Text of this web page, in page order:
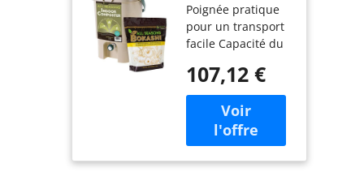
d'intérieur
Toutes
Saisons, Seau
Brun Clair avec
bokashi, Jardin,
pelouse,
Entretien
Poignée pratique
pour un transport
facile Capacité du
0,67 pieds cubes,
18,8 ml Couvercle
hermétique pour
une fermentation
et une
décomposition
107,12 €